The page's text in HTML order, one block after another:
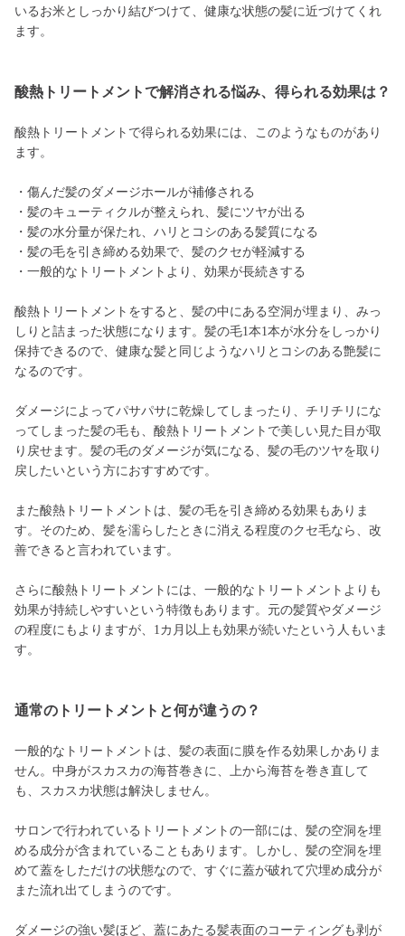
いるお米としっかり結びつけて、健康な状態の髪に近づけてくれ
ます。
酸熱トリートメントで解消される悩み、得られる効果は？
酸熱トリートメントで得られる効果には、このようなものがあり
ます。
・傷んだ髪のダメージホールが補修される
・髪のキューティクルが整えられ、髪にツヤが出る
・髪の水分量が保たれ、ハリとコシのある髪質になる
・髪の毛を引き締める効果で、髪のクセが軽減する
・一般的なトリートメントより、効果が長続きする
酸熱トリートメントをすると、髪の中にある空洞が埋まり、みっ
しりと詰まった状態になります。髪の毛1本1本が水分をしっかり
保持できるので、健康な髪と同じようなハリとコシのある艶髪に
なるのです。
ダメージによってパサパサに乾燥してしまったり、チリチリにな
ってしまった髪の毛も、酸熱トリートメントで美しい見た目が取
り戻せます。髪の毛のダメージが気になる、髪の毛のツヤを取り
戻したいという方におすすめです。
また酸熱トリートメントは、髪の毛を引き締める効果もありま
す。そのため、髪を濡らしたときに消える程度のクセ毛なら、改
善できると言われています。
さらに酸熱トリートメントには、一般的なトリートメントよりも
効果が持続しやすいという特徴もあります。元の髪質やダメージ
の程度にもよりますが、1カ月以上も効果が続いたという人もいま
す。
通常のトリートメントと何が違うの？
一般的なトリートメントは、髪の表面に膜を作る効果しかありま
せん。中身がスカスカの海苔巻きに、上から海苔を巻き直して
も、スカスカ状態は解決しません。
サロンで行われているトリートメントの一部には、髪の空洞を埋
める成分が含まれていることもあります。しかし、髪の空洞を埋
めて蓋をしただけの状態なので、すぐに蓋が破れて穴埋め成分が
また流れ出てしまうのです。
ダメージの強い髪ほど、蓋にあたる髪表面のコーティングも剥が